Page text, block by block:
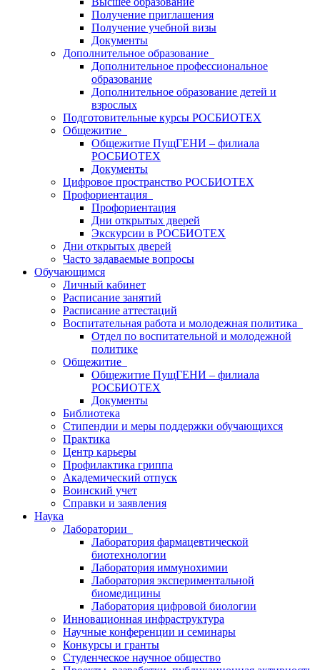
Получение приглашения
Получение учебной визы
Документы
Дополнительное образование
Дополнительное профессиональное
образование
Дополнительное образование детей и
взрослых
Подготовительные курсы РОСБИОТЕХ
Общежитие
Общежитие ПущГЕНИ – филиала
РОСБИОТЕХ
Документы
Цифровое пространство РОСБИОТЕХ
Профориентация
Профориентация
Дни открытых дверей
Экскурсии в РОСБИОТЕХ
Дни открытых дверей
Часто задаваемые вопросы
Обучающимся
Личный кабинет
Расписание занятий
Расписание аттестаций
Воспитательная работа и молодежная политика
Отдел по воспитательной и молодежной
политике
Общежитие
Общежитие ПущГЕНИ – филиала
РОСБИОТЕХ
Документы
Библиотека
Стипендии и меры поддержки обучающихся
Практика
Центр карьеры
Профилактика гриппа
Академический отпуск
Воинский учет
Справки и заявления
Наука
Лаборатории
Лаборатория фармацевтической
биотехнологии
Лаборатория иммунохимии
Лаборатория экспериментальной
биомедицины
Лаборатория цифровой биологии
Инновационная инфраструктура
Научные конференции и семинары
Конкурсы и гранты
Студенческое научное общество